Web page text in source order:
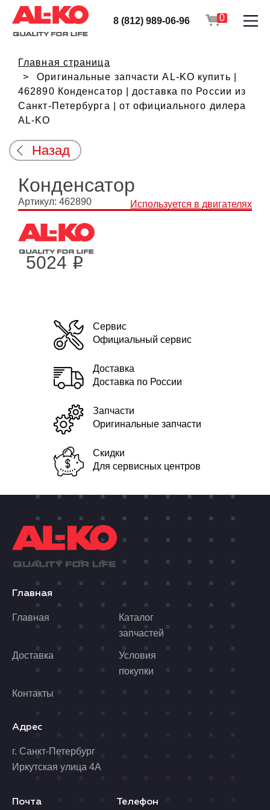
8 (812) 989-06-96 0
Главная страница
Оригинальные запчасти AL-KO купить |
462890 Конденсатор | доставка по России из
Санкт-Петербурга | от официального дилера
AL-KO
Назад
Конденсатор
Артикул: 462890 Используется в двигателях
5024 i
Сервис
Официальный сервис
Доставка
Доставка по России
Запчасти
Оригинальные запчасти
Скидки
Для сервисных центров
Главная
Главная
Каталог
запчастей
Доставка
Условия
покупки
Контакты
Адрес
г. Санкт-Петербург
Иркутская улица 4А
Почта Телефон